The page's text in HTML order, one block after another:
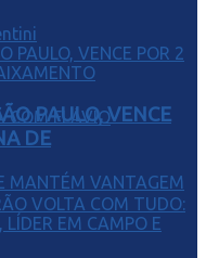
PAULO, VENCE
DE